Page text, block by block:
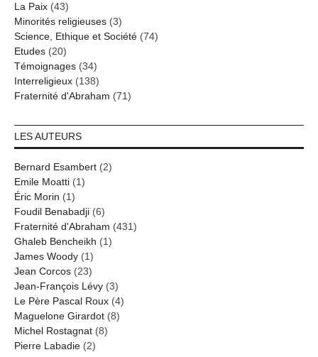
La Paix (43)
Minorités religieuses (3)
Science, Ethique et Société (74)
Etudes (20)
Témoignages (34)
Interreligieux (138)
Fraternité d'Abraham (71)
LES AUTEURS
Bernard Esambert (2)
Emile Moatti (1)
Éric Morin (1)
Foudil Benabadji (6)
Fraternité d'Abraham (431)
Ghaleb Bencheikh (1)
James Woody (1)
Jean Corcos (23)
Jean-François Lévy (3)
Le Père Pascal Roux (4)
Maguelone Girardot (8)
Michel Rostagnat (8)
Pierre Labadie (2)